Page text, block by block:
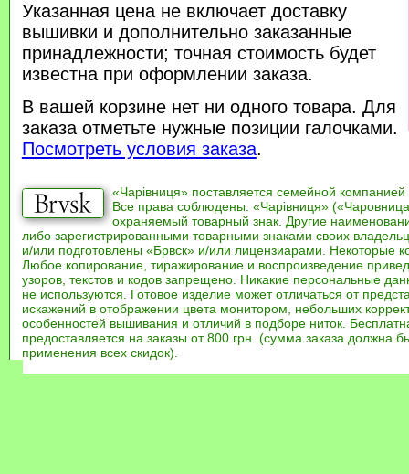
Указанная цена не включает доставку
вышивки и дополнительно заказанные
принадлежности; точная стоимость будет
известна при оформлении заказа.
В вашей корзине нет ни одного товара. Для
заказа отметьте нужные позиции галочками.
Посмотреть условия заказа.
«Чарівниця» поставляется семейной компанией
Все права соблюдены. «Чарівниця»
охраняемый товарный знак. Другие
либо зарегистрированными товарными знаками своих
и/или подготовлены «Брвск» и/или лицензиарами. Некоторые
Любое копирование, тиражирование и воспроизведение
узоров, текстов и кодов запрещено. Никакие персональные
не используются. Готовое изделие может отличаться от
искажений в отображении цвета монитором, небольших
особенностей вышивания и отличий в подборе ниток.
предоставляется на заказы от 800 грн. (сумма заказа должна
применения всех скидок).